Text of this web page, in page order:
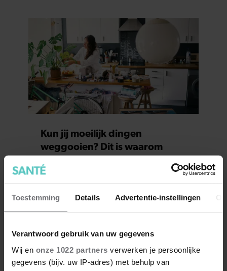
Toestemming Details Advertentie-instellingen
Verantwoord gebruik van uw gegevens
Wij en onze 1022 partners verwerken je persoonlijke
gegevens (bijv. uw IP-adres) met behulp van
Kun jij moeilijk dingen
weggooien? Dit is waarom